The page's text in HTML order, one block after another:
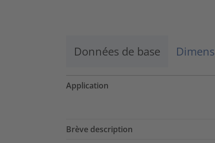
powered byUsercentrics Consent
Données de base
Application
Brève description